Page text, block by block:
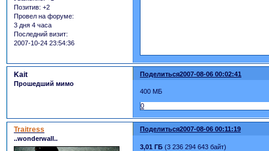
Позитив: +2
Провел на форуме:
3 дня 4 часа
Последний визит:
2007-10-24 23:54:36
Поделиться2007-08-06 00:02:41
Kait
Прошедший мимо
400 МБ
0
Поделиться2007-08-06 00:11:19
Traitress
..wonderwall..
3,01 ГБ (3 236 294 643 байт)